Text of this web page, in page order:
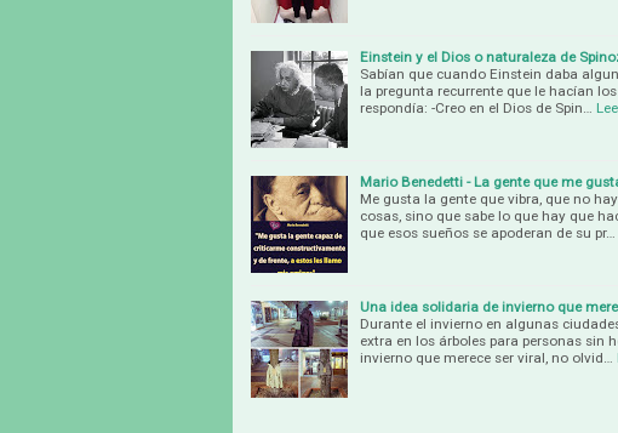
Einstein y el Dios o naturaleza de
Sabían que cuando Einstein daba
la pregunta recurrente que le hacían
respondía: -Creo en el Dios de Spin…
Mario Benedetti - La gente que me
Me gusta la gente que vibra, que no
cosas, sino que sabe lo que hay que
que esos sueños se apoderan de su pr…
Una idea solidaria de invierno que
Durante el invierno en algunas
extra en los árboles para personas sin
invierno que merece ser viral, no olvid…